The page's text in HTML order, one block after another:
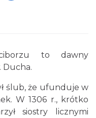
to dawny
Ducha.
ślub, że ufunduje w
W 1306 r., krótko
siostry licznymi